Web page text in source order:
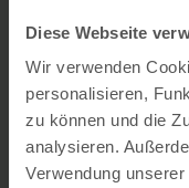
Diese Webseite
Wir verwenden
personalisieren,
zu können und die
analysieren.
Verwendung